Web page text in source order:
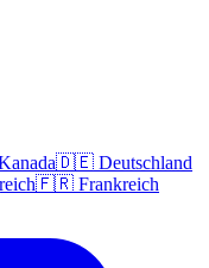
🇩🇪 Deutschland
🇫🇷 Frankreich